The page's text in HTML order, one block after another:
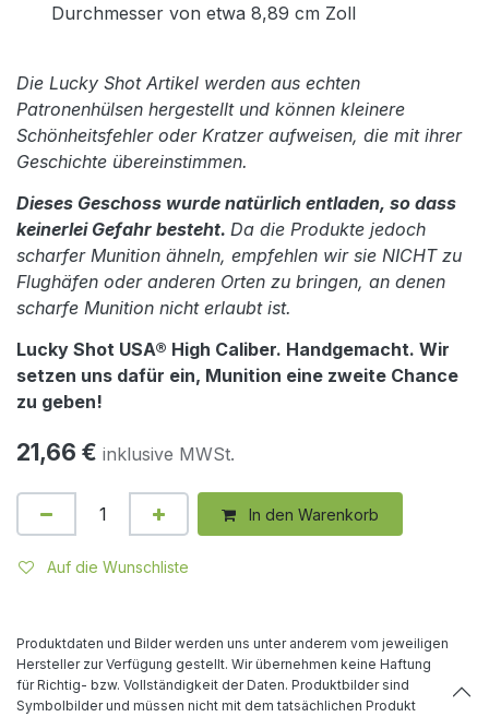
Durchmesser von etwa 8,89 cm Zoll
Die Lucky Shot Artikel werden aus echten
Patronenhülsen hergestellt und können kleinere
Schönheitsfehler oder Kratzer aufweisen, die mit ihrer
Geschichte übereinstimmen.
Dieses Geschoss wurde natürlich entladen, so dass
keinerlei Gefahr besteht. Da die Produkte jedoch
scharfer Munition ähneln, empfehlen wir sie NICHT zu
Flughäfen oder anderen Orten zu bringen, an denen
scharfe Munition nicht erlaubt ist.
Lucky Shot USA® High Caliber. Handgemacht. Wir
setzen uns dafür ein, Munition eine zweite Chance
zu geben!
21,66 € inklusive MWSt.
In den Warenkorb
Auf die Wunschliste
Produktdaten und Bilder werden uns unter anderem vom jeweiligen
Hersteller zur Verfügung gestellt. Wir übernehmen keine Haftung
für Richtig- bzw. Vollständigkeit der Daten. Produktbilder sind
Symbolbilder und müssen nicht mit dem tatsächlichen Produkt